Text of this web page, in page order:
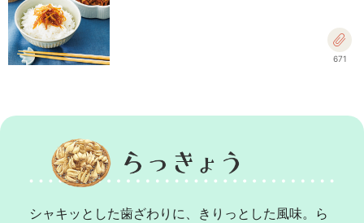
671
シャキッとした歯ざわりに、きりっとした風味。ら